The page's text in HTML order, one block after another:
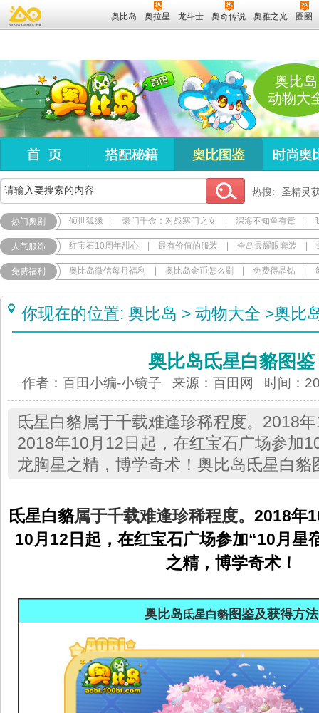
奥比岛 奥拉星 龙斗士 奥奇传说 奥雅之光 圈圈
奥比岛
动物大
热搜: 圣精灵
热门奥剧 倾世狐缘 豪门千金：对战寒门之女 深海不知鱼有毒
人气服饰 红宝石10周年甜心 最有价值的服装 全岛最耀眼套装
免费福利 奥比岛微信每月福利 奥比岛金币怎么刷 免费得晶钻
你现在的位置: 奥比岛 > 动物大全 >奥比
奥比岛氐星白貉图鉴
作者：百田小编-小镜子 来源： 百田网 时间：
氐星白貉属于千载难逢珍稀程度。2018
2018年10月12日起，在红宝石广场参加
龙胸星之精，博学奇术！奥比岛氐星白貉
氐星白貉属于千载难逢珍稀程度。 2018年
10月12日起，在红宝石广场参加“10月星
之精，博学奇术！
奥比岛 氐星白貉图鉴及获得方法